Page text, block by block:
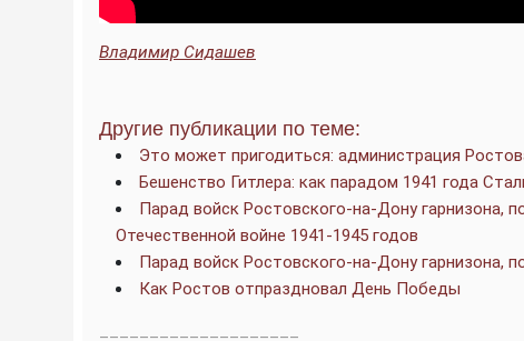
Владимир Сидашев
Другие публикации по теме:
Это может пригодиться: администрация
Бешенство Гитлера: как парадом 1941 года
Парад войск Ростовского-на-Дону гарнизона,
Отечественной войне 1941-1945 годов
Парад войск Ростовского-на-Дону гарнизона,
Как Ростов отпраздновал День Победы